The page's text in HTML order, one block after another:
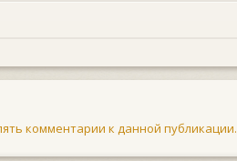
комментарии к данной публикации.